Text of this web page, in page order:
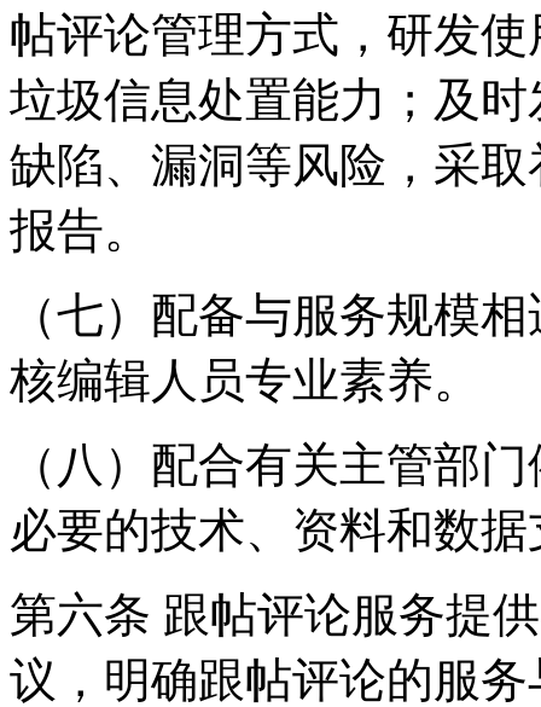
帖评论管理方式，研发
垃圾信息处置能力；及
缺陷、漏洞等风险，采
报告。
（七）配备与服务规模
核编辑人员专业素养。
（八）配合有关主管部
必要的技术、资料和数
第六条 跟帖评论服务提
议，明确跟帖评论的服